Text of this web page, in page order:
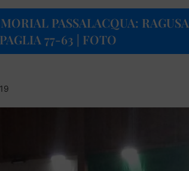
PASSALACQUA: RAGUSA
77-63 | FOTO